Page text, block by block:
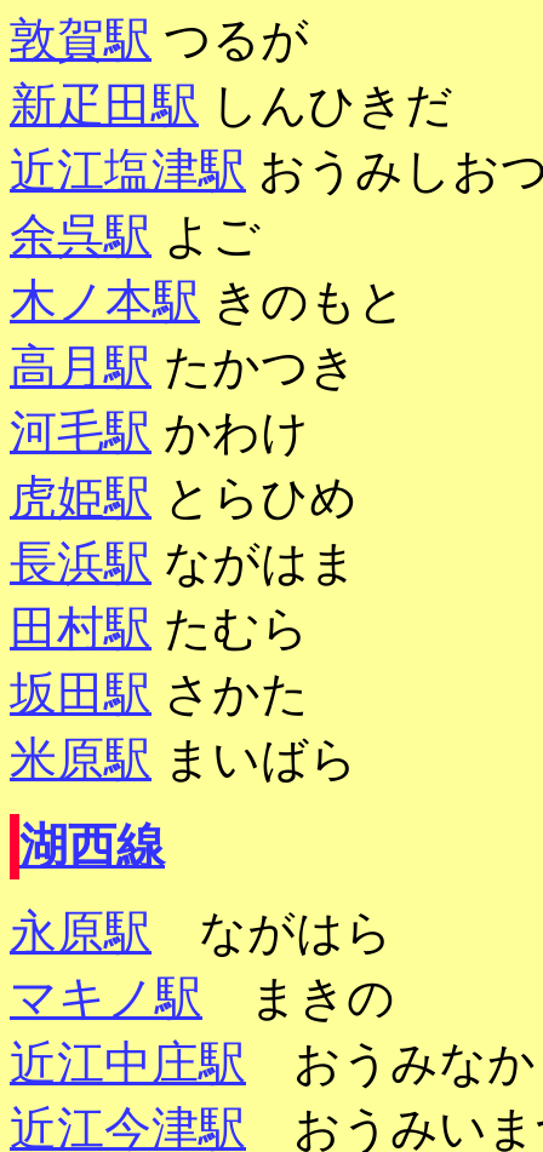
敦賀駅 つるが
新疋田駅 しんひきだ
近江塩津駅 おうみしお
余呉駅 よご
木ノ本駅 きのもと
高月駅 たかつき
河毛駅 かわけ
虎姫駅 とらひめ
長浜駅 ながはま
田村駅 たむら
坂田駅 さかた
米原駅 まいばら
湖西線
永原駅 ながはら
マキノ駅 まきの
近江中庄駅 おうみなか
近江今津駅 おうみいま